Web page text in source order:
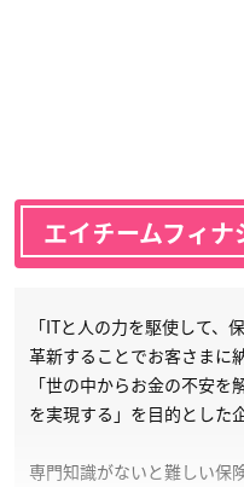
エイチームフィナ
「ITと人の力を駆使して、
革新することでお客さまに
「世の中からお金の不安
を実現する」を目的とした
専門知識がないと難しい保